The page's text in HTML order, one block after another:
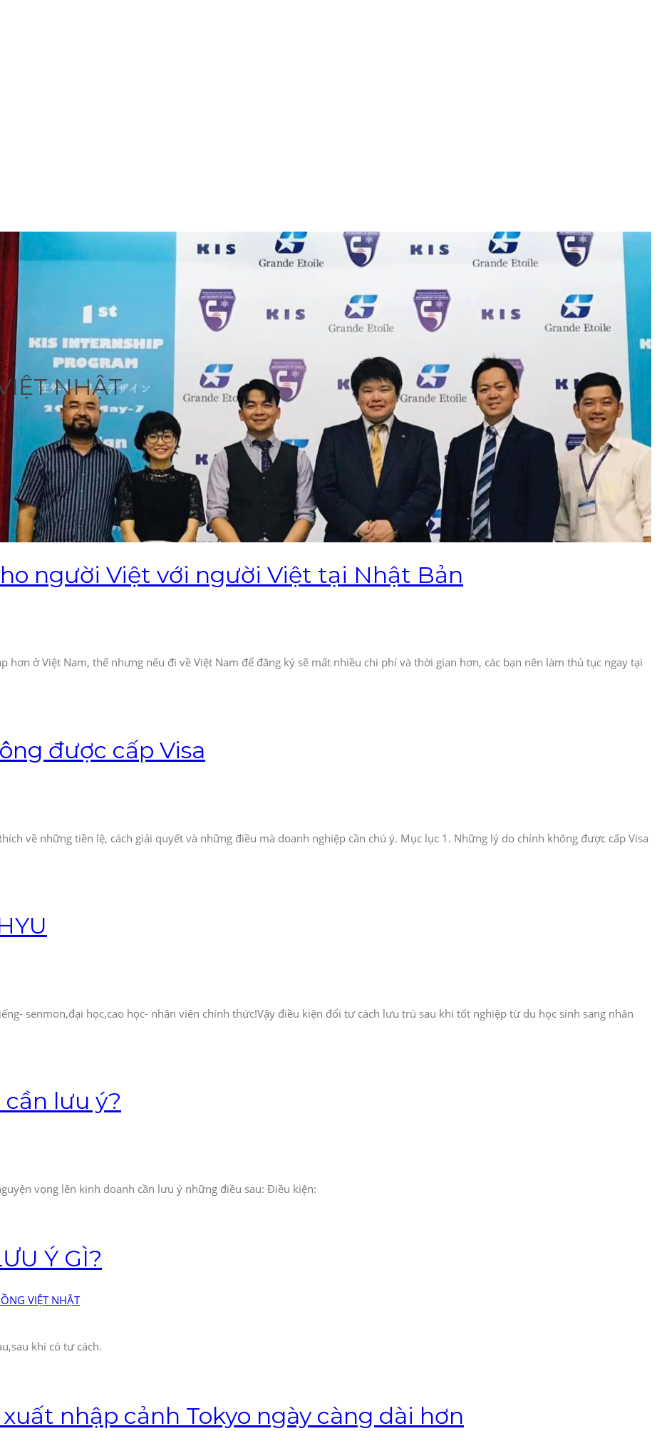
NHẬT
người Việt với người Việt tại Nhật Bản
hơn ở Việt Nam, thế nhưng nếu đi về Việt Nam để đăng ký sẽ mất nhiều chi phí và thời gian hơn, các bạn nên làm thủ tục ngay tại
được cấp Visa
về những tiền lệ, cách giải quyết và những điều mà doanh nghiệp cần chú ý. Mục lục 1. Những lý do chính không được cấp Visa
senmon,đại học,cao học- nhân viên chính thức!Vậy điều kiện đổi tư cách lưu trú sau khi tốt nghiệp từ du học sinh sang nhân
lưu ý?
vọng lên kinh doanh cần lưu ý những điều sau: Điều kiện:
Ý GÌ?
VIỆT NHẬT
khi có tư cách.
nhập cảnh Tokyo ngày càng dài hơn